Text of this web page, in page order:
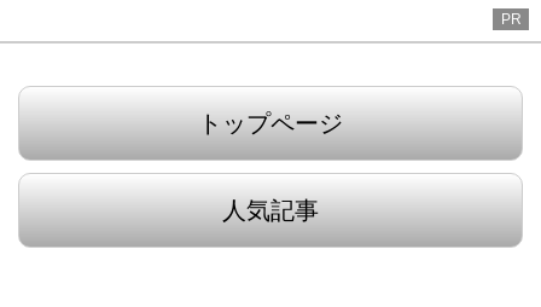
PR
トップページ
人気記事